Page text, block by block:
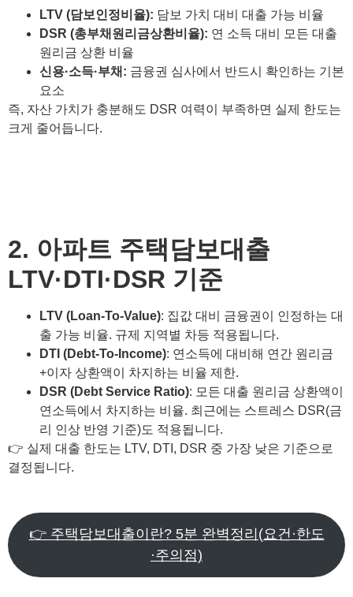
LTV (담보인정비율): 담보 가치 대비 대출 가능 비율
DSR (총부채원리금상환비율): 연 소득 대비 모든 대출
원리금 상환 비율
신용·소득·부채: 금융권 심사에서 반드시 확인하는 기본
요소
즉, 자산 가치가 충분해도 DSR 여력이 부족하면 실제 한도는
크게 줄어듭니다.
2. 아파트 주택담보대출
LTV·DTI·DSR 기준
LTV (Loan-To-Value): 집값 대비 금융권이 인정하는 대
출 가능 비율. 규제 지역별 차등 적용됩니다.
DTI (Debt-To-Income): 연소득에 대비해 연간 원리금
+이자 상환액이 차지하는 비율 제한.
DSR (Debt Service Ratio): 모든 대출 원리금 상환액이
연소득에서 차지하는 비율. 최근에는 스트레스 DSR(금
리 인상 반영 기준)도 적용됩니다.
👉 실제 대출 한도는 LTV, DTI, DSR 중 가장 낮은 기준으로
결정됩니다.
👉 주택담보대출이란? 5분 완벽정리(요건·한도
·주의점)